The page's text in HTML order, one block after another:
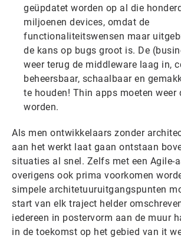
geüpdatet worden op al die
miljoenen devices, omdat de
functionaliteitswensen maar
de kans op bugs groot is. De
weer terug de middleware laag in,
beheersbaar, schaalbaar en
te houden! Thin apps moeten weer
worden.
Als men ontwikkelaars zonder
aan het werkt laat gaan ontstaan
situaties al snel. Zelfs met een Agile-
overigens ook prima voorkomen
simpele architetuuruitgangspunten
start van elk traject helder
iedereen in postervorm aan de muur
in de toekomst op het gebied van it